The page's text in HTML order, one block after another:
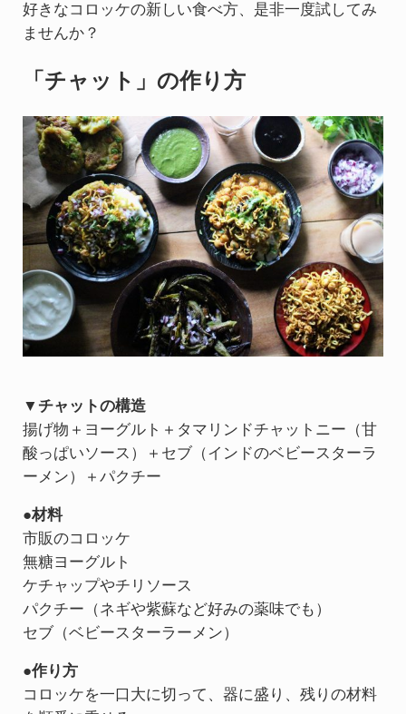
好きなコロッケの新しい食べ方、是非一度試してみ
ませんか？
「チャット」の作り方
▼チャットの構造
揚げ物＋ヨーグルト＋タマリンドチャットニー（甘
酸っぱいソース）＋セブ（インドのベビースターラ
ーメン）＋パクチー
●材料
市販のコロッケ
無糖ヨーグルト
ケチャップやチリソース
パクチー（ネギや紫蘇など好みの薬味でも）
セブ（ベビースターラーメン）
●作り方
コロッケを一口大に切って、器に盛り、残りの材料